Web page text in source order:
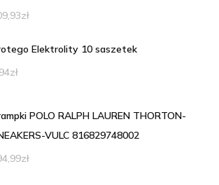
zł
Elektrolity 10 saszetek
zł
POLO RALPH LAUREN THORTON-
VULC 816829748002
zł